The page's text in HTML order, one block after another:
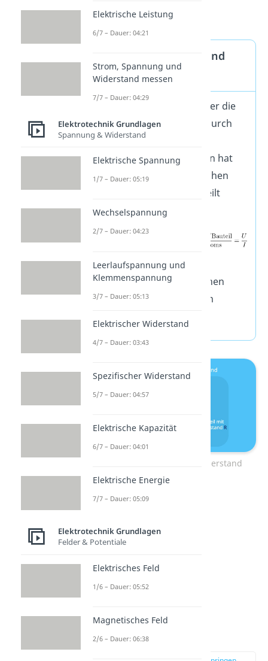
Widerstand).
Elektrischer Widerstand
Definition
Wenn du über einen Leiter die
Spannung U misst und durch
diesen ein Strom der
Stromstärke I fließt, dann hat
der Leiter einen elektrischen
Widerstand R von U geteilt
durch I, also
Die Einheit des elektrischen
Widerstands ist das Ohm
Definition Elektrischer Widerstand
Was ist ein
Widerstand?
Elektrische Leistung
6/7 – Dauer: 04:21
Strom, Spannung und
Widerstand messen
7/7 – Dauer: 04:29
Elektrotechnik Grundlagen
Spannung & Widerstand
Elektrische Spannung
1/7 – Dauer: 05:19
Wechselspannung
2/7 – Dauer: 04:23
Leerlaufspannung und
Klemmenspannung
3/7 – Dauer: 05:13
Elektrischer Widerstand
4/7 – Dauer: 03:43
Spezifischer Widerstand
5/7 – Dauer: 04:57
Elektrische Kapazität
6/7 – Dauer: 04:01
Elektrische Energie
7/7 – Dauer: 05:09
Elektrotechnik Grundlagen
Felder & Potentiale
Elektrisches Feld
1/6 – Dauer: 05:52
Magnetisches Feld
2/6 – Dauer: 06:38